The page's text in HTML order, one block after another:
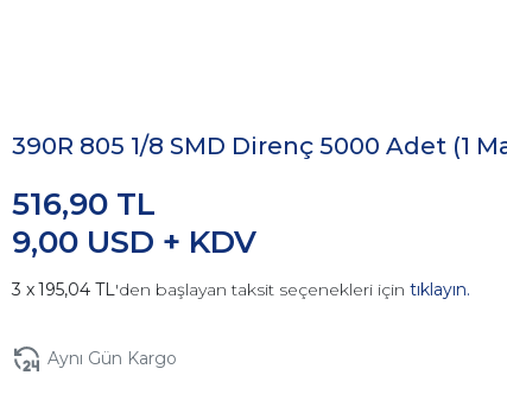
390R 805 1/8 SMD Direnç 5000 Adet (1
9,00 USD + KDV
516,90 TL
195,04 TL'den başlayan taksit seçenekleri için tıklayın.
Aynı Gün Kargo